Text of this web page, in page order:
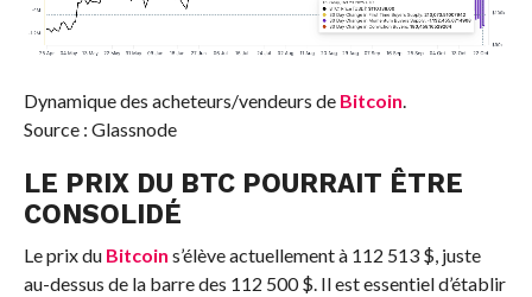
Dynamique des acheteurs/vendeurs de Bitcoin.
Source : Glassnode
LE PRIX DU BTC POURRAIT ÊTRE
CONSOLIDÉ
Le prix du Bitcoin s’élève actuellement à 112 513 $, juste
au-dessus de la barre des 112 500 $. Il est essentiel d’établir